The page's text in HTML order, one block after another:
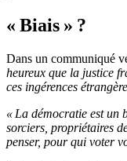
« Biais » ?
Dans un communiqué
heureux que la justice
ces ingérences
« La démocratie est un
sorciers, propriétaires
penser, pour qui voter